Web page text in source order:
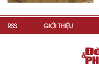
RSS GIỚI THIỆU